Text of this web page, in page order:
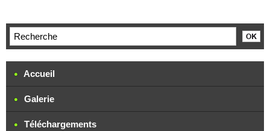
Accueil
Galerie
Téléchargements